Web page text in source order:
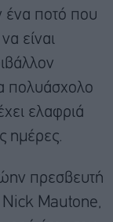
ένα ποτό που
είναι
πολυάσχολο
ελαφριά
ημέρες.
πρεσβευτή
Nick Mautone,